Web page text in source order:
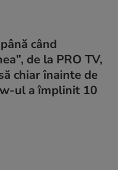
când
de la PRO TV,
chiar înainte de
ul a împlinit 10